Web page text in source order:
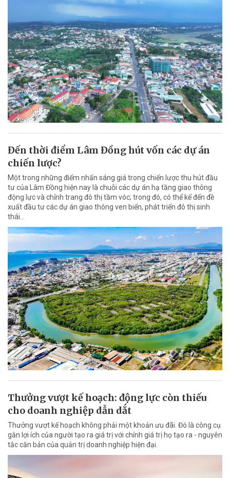
Đến thời điểm Lâm Đồng hút vốn các dự án
chiến lược?
Một trong những điểm nhấn sáng giá trong chiến lược thu hút đầu
tư của Lâm Đồng hiện nay là chuỗi các dự án hạ tầng giao thông
động lực và chỉnh trang đô thị tầm vóc; trong đó, có thể kể đến đề
xuất đầu tư các dự án giao thông ven biển, phát triển đô thị sinh
thái…
Thưởng vượt kế hoạch: động lực còn thiếu
cho doanh nghiệp dẫn dắt
Thưởng vượt kế hoạch không phải một khoản ưu đãi. Đó là công cụ
gắn lợi ích của người tạo ra giá trị với chính giá trị họ tạo ra - nguyên
tắc căn bản của quản trị doanh nghiệp hiện đại.